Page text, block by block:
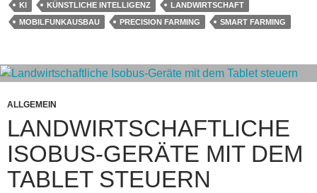
KI
KÜNSTLICHE INTELLIGENZ
LANDWIRTSCHAFT
MOBILFUNKAUSBAU
PRECISION FARMING SMART FARMING
ALLGEMEIN
LANDWIRTSCHAFTLICHE
ISOBUS-GERÄTE MIT DEM
TABLET STEUERN